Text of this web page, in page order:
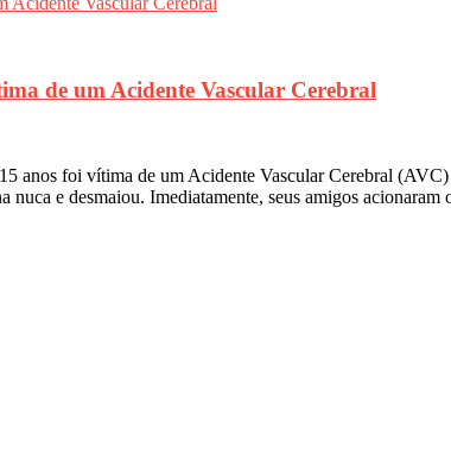
de um Acidente Vascular Cerebral
foi vítima de um Acidente Vascular Cerebral
nuca e desmaiou. Imediatamente, seus amigos